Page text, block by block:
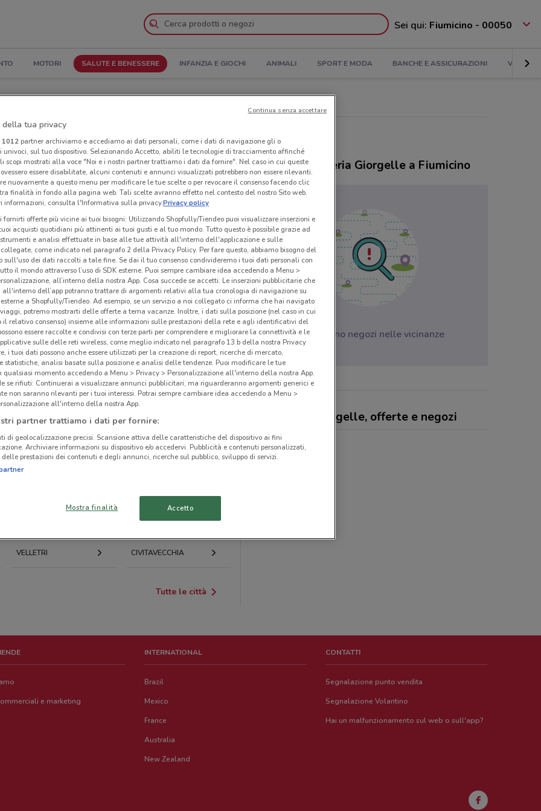
Sei qui: Fiumicino - 00050
MOTORI SALUTE E BENESSERE INFANZIA E GIOCHI ANIMALI SPORT E MODA BANCHE E ASSICURAZIONI VIAGGI
Orari di apertura e Indirizzi
Negozi Profumeria Giorgelle a Fiumicino
volantini nella tua zona. Riprova più tardi.
OSTIA LADISPOLI
GUIDONIA
MONTECELIO
VELLETRI CIVITAVECCHIA
Tutte le città
Negozi Profumeria Giorgelle a Fiumicino
Non ci sono negozi nelle vicinanze
Profumeria Giorgelle, offerte e negozi
e marketing
INTERNATIONAL
Brazil
Mexico
France
Australia
New Zealand
CONTATTI
Segnalazione punto vendita
Segnalazione Volantino
Hai un malfunzionamento sul web o sull'app?
della tua privacy
1012partner archiviamo e accediamo ai dati personali, come i dati di navigazione gli o
sul tuo dispositivo. Selezionando Accetto, abiliti le tecnologie di tracciamento affinché
scopi mostrati alla voce "Noi e i nostri partner trattiamo i dati da fornire". Nel caso in cui queste
essere disabilitate, alcuni contenuti e annunci visualizzati potrebbero non essere rilevanti.
nuovamente a questo menu per modificare le tue scelte o per revocare il consenso facendo clic
finalità in fondo alla pagina web. Tali scelte avranno effetto nel contesto del nostro Sito web.
informazioni, consulta l'Informativa sulla privacy.Privacy policy
fornirti offerte più vicine ai tuoi bisogni: Utilizzando Shopfully/Tiendeo puoi visualizzare inserzioni e
acquisti quotidiani più attinenti ai tuoi gusti e al tuo mondo. Tutto questo è possibile grazie ad
e analisi effettuate in base alle tue attività all'interno dell'applicazione e sulle
come indicato nel paragrafo 2 della Privacy Policy. Per fare questo, abbiamo bisogno del
sull'uso dei dati raccolti a tale fine. Se dai il tuo consenso condivideremo i tuoi dati personali con
il mondo attraverso l’uso di SDK esterne. Puoi sempre cambiare idea accedendo a Menu >
all’interno della nostra App. Cosa succede se accetti: Le inserzioni pubblicitarie che
all'interno dell’app potranno trattare di argomenti relativi alla tua cronologia di navigazione su
a Shopfully/Tiendeo. Ad esempio, se un servizio a noi collegato ci informa che hai navigato
potremo mostrarti delle offerte a tema vacanze. Inoltre, i dati sulla posizione (nel caso in cui
il relativo consenso) insieme alle informazioni sulle prestazioni della rete e agli identificativi del
essere raccolte e condivisi con terze parti per comprendere e migliorare la connettività e le
sulle delle reti wireless, come meglio indicato nel paragrafo 13.b della nostra Privacy
i tuoi dati possono anche essere utilizzati per la creazione di report, ricerche di mercato,
statistiche, analisi basate sulla posizione e analisi delle tendenze. Puoi modificare le tue
qualsiasi momento accedendo a Menu > Privacy > Personalizzazione all'interno della nostra App.
se rifiuti: Continuerai a visualizzare annunci pubblicitari, ma riguarderanno argomenti generici e
non saranno rilevanti per i tuoi interessi. Potrai sempre cambiare idea accedendo a Menu >
all'interno della nostra App.
partner trattiamo i dati per fornire:
di geolocalizzazione precisi. Scansione attiva delle caratteristiche del dispositivo ai fini
Archiviare informazioni su dispositivo e/o accedervi. Pubblicità e contenuti personalizzati,
prestazioni dei contenuti e degli annunci, ricerche sul pubblico, sviluppo di servizi.
Mostra finalità Accetto
Continua senza accettare